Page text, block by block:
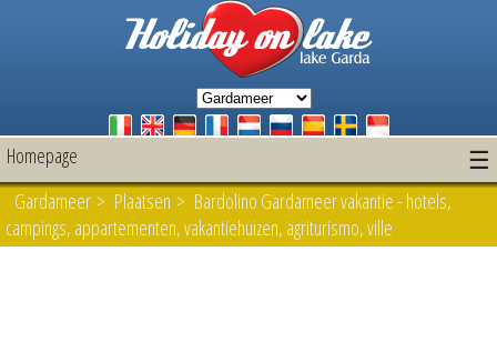
Homepage ☰
Gardameer > Plaatsen > Bardolino Gardameer vakantie - hotels,
campings, appartementen, vakantiehuizen, agriturismo, ville